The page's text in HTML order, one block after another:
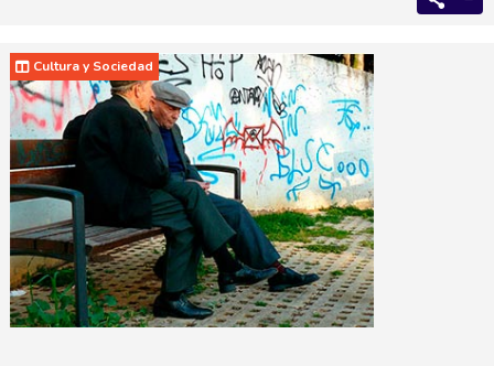
Cultura y Sociedad